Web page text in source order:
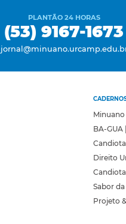
PLANTÃO 24 HORAS
(53) 9167-1673
BA-GUA
Direito
Sabor
Projeto